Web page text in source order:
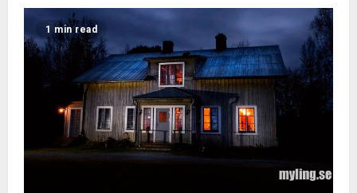
1 min read